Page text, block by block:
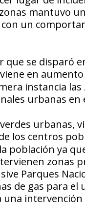
mantuvo
un
se disparó
en
instancia las
urbanas en
urbanas,
los centros
población ya
zonas
Parques
de gas para el